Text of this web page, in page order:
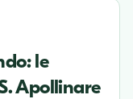
le
Apollinare